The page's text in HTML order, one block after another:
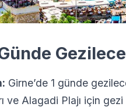
Girne’de 1 günde
ve Alagadi Plajı için